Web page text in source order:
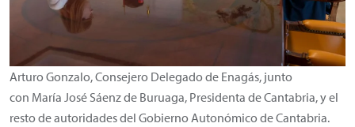
Arturo Gonzalo, Consejero Delegado de Enagás, junto
con María José Sáenz de Buruaga, Presidenta de Cantabria, y el
resto de autoridades del Gobierno Autonómico de Cantabria.